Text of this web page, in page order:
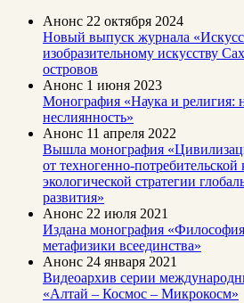
Анонс 22 октября 2024
Новый выпуск журнала
изобразительному искусству
островов
Анонс 1 июня 2023
Монография «Наука и религия:
неслиянность»
Анонс 11 апреля 2022
Вышла монография
от техногенно-потребительской
экологической стратегии
развития»
Анонс 22 июля 2021
Издана монография
метафизики всеединства»
Анонс 24 января 2021
Видеоархив серии
«Алтай – Космос – Микрокосм»